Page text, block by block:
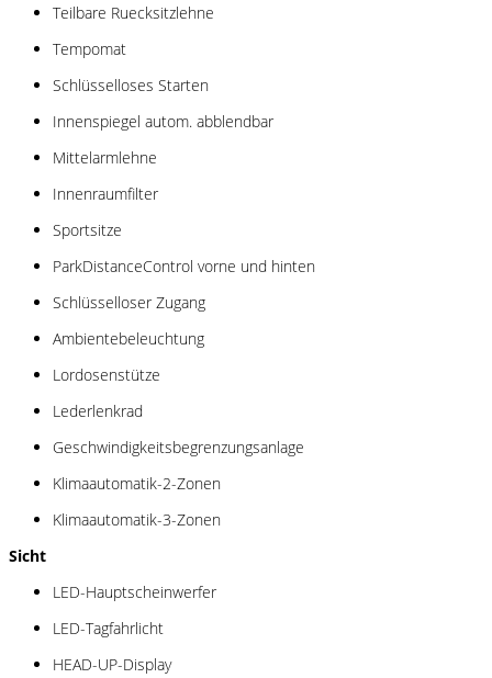
Teilbare Ruecksitzlehne
Tempomat
Schlüsselloses Starten
Innenspiegel autom. abblendbar
Mittelarmlehne
Innenraumfilter
Sportsitze
ParkDistanceControl vorne und hinten
Schlüsselloser Zugang
Ambientebeleuchtung
Lordosenstütze
Lederlenkrad
Geschwindigkeitsbegrenzungsanlage
Klimaautomatik-2-Zonen
Klimaautomatik-3-Zonen
Sicht
LED-Hauptscheinwerfer
LED-Tagfahrlicht
HEAD-UP-Display